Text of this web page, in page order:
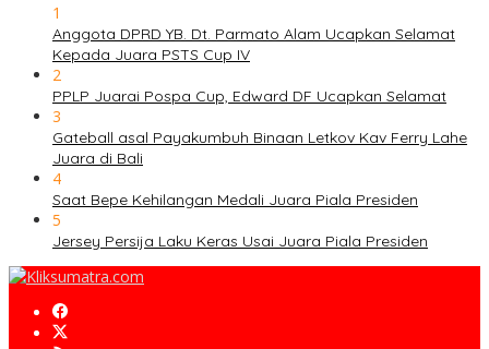
1
Anggota DPRD YB. Dt. Parmato Alam Ucapkan Selamat
Kepada Juara PSTS Cup IV
2
PPLP Juarai Pospa Cup, Edward DF Ucapkan Selamat
3
Gateball asal Payakumbuh Binaan Letkov Kav Ferry Lahe
Juara di Bali
4
Saat Bepe Kehilangan Medali Juara Piala Presiden
5
Jersey Persija Laku Keras Usai Juara Piala Presiden